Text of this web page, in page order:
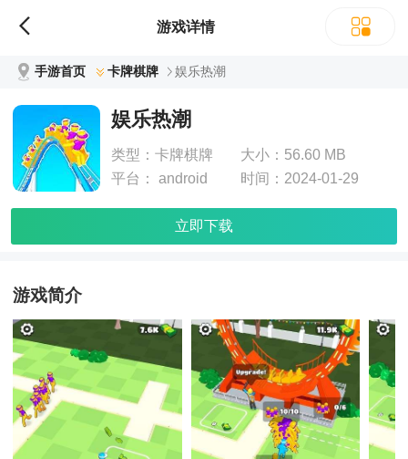
游戏详情
手游首页 卡牌棋牌 娱乐热潮
娱乐热潮
类型： 卡牌棋牌 大小： 56.60 MB
平台：
android 时间： 2024-01-29
立即下载
游戏简介